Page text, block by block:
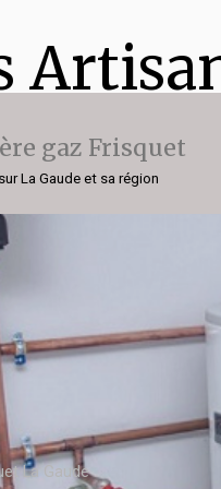
gaz Frisquet
La Gaude et sa région
La Gaude